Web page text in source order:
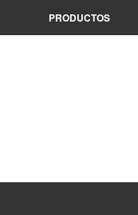
PRODUCTOS